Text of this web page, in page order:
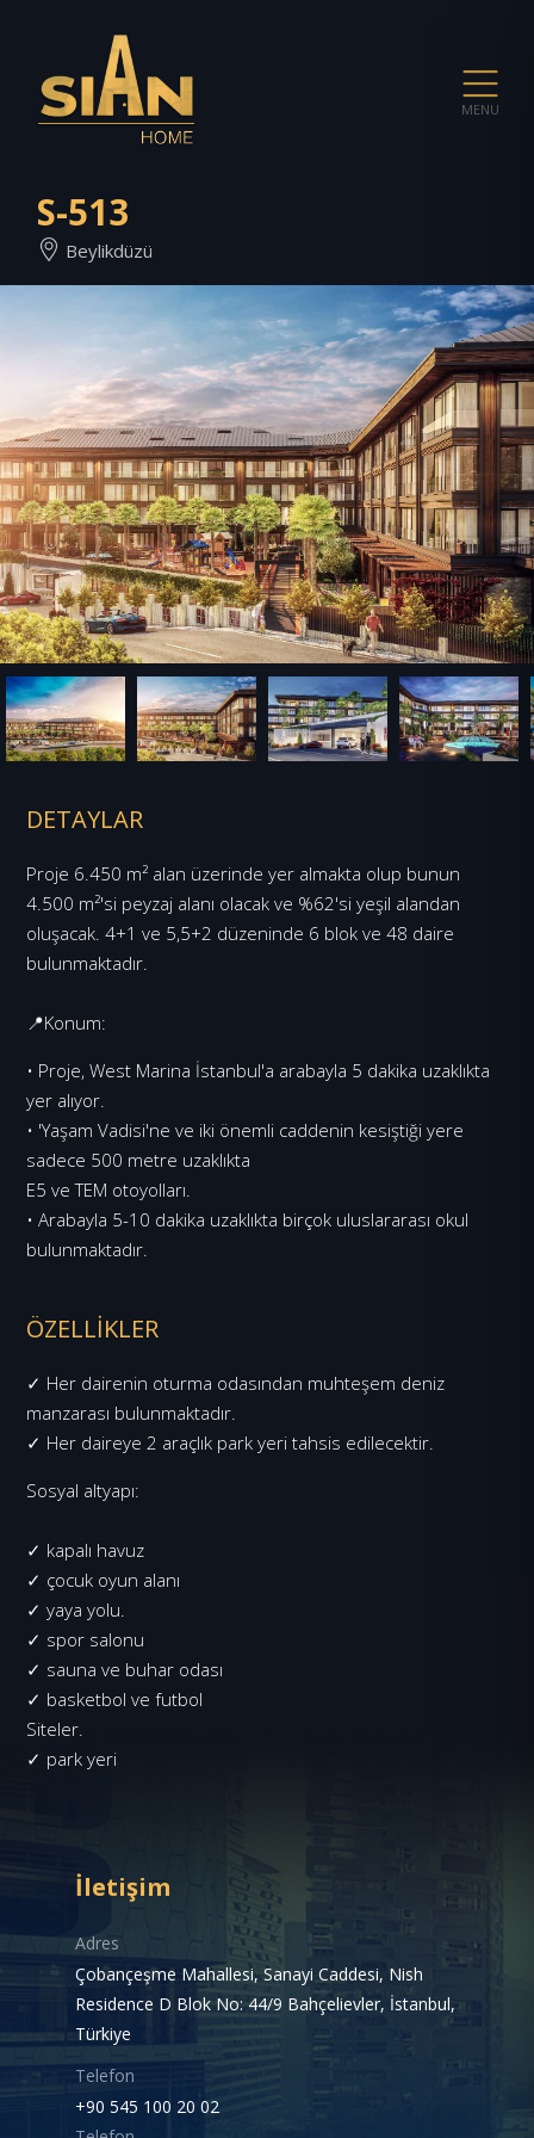
MENU
S-513
Beylikdüzü
DETAYLAR
Proje 6.450 m² alan üzerinde yer almakta olup bunun
4.500 m²'si peyzaj alanı olacak ve %62'si yeşil alandan
oluşacak. 4+1 ve 5,5+2 düzeninde 6 blok ve 48 daire
bulunmaktadır.
📍Konum:
• Proje, West Marina İstanbul'a arabayla 5 dakika uzaklıkta
yer alıyor.
• 'Yaşam Vadisi'ne ve iki önemli caddenin kesiştiği yere
sadece 500 metre uzaklıkta
E5 ve TEM otoyolları.
• Arabayla 5-10 dakika uzaklıkta birçok uluslararası okul
bulunmaktadır.
ÖZELLİKLER
✓ Her dairenin oturma odasından muhteşem deniz
manzarası bulunmaktadır.
✓ Her daireye 2 araçlık park yeri tahsis edilecektir.
Sosyal altyapı:
✓ kapalı havuz
✓ çocuk oyun alanı
✓ yaya yolu.
✓ spor salonu
✓ sauna ve buhar odası
✓ basketbol ve futbol
Siteler.
✓ park yeri
İletişim
Adres
Çobançeşme Mahallesi, Sanayi Caddesi, Nish
Residence D Blok No: 44/9 Bahçelievler, İstanbul,
Türkiye
Telefon
+90 545 100 20 02